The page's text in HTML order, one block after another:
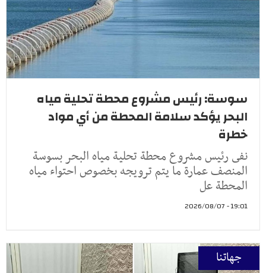
سوسة: رئيس مشروع محطة تحلية مياه
البحر يؤكد سلامة المحطة من أي مواد
خطرة
نفى رئيس مشروع محطة تحلية مياه البحر بسوسة
المنصف عمارة ما يتم ترويجه بخصوص احتواء مياه
المحطة عل
19:01 - 2026/08/07
جهاتنا